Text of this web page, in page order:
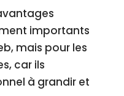
importants
mais pour les
car ils
à grandir et